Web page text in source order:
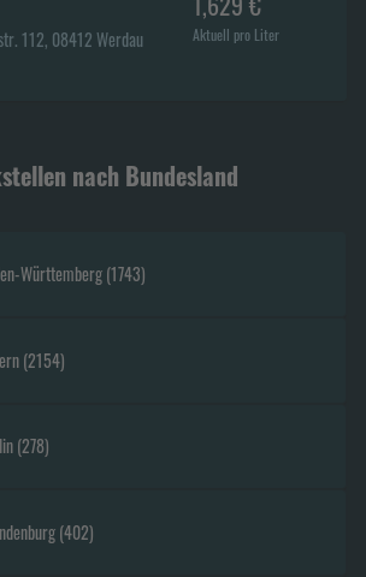
112, 08412 Werdau
Aktuell pro Liter
nach Bundesland
Württemberg(1743)
(2154)
(278)
(402)